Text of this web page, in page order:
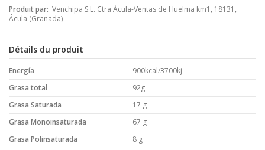
Produit par: Venchipa S.L. Ctra Ácula-Ventas de Huelma km1, 18131,
Ácula (Granada)
Détails du produit
Energía
900kcal/3700kj
Grasa total
92g
Grasa Saturada
17 g
Grasa Monoinsaturada
67 g
Grasa Polinsaturada
8 g